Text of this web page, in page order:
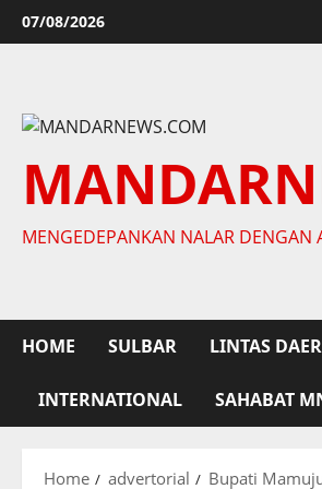
Skip
to
07/08/2026
MENGEDEPANKAN NALAR DENGAN
HOME SULBAR LINTAS
INTERNATIONAL SAHABAT
Home advertorial Bupati